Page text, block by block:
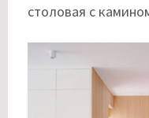
столовая с